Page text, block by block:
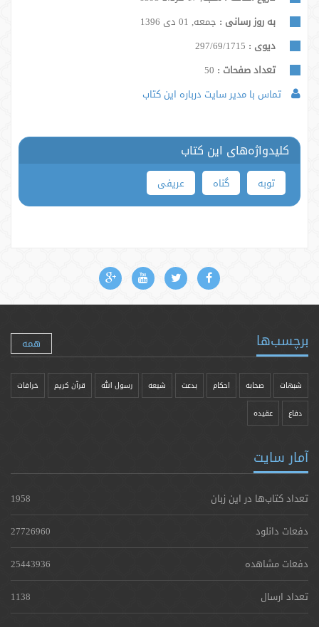
به روز رسانی : جمعه, 01 دی 1396
دیوی : 297/69/1715
تعداد صفحات :
تماس با مدیر سایت درباره این کتاب
کلیدواژه‌های این کتاب
توبه گناه عریفی
برچسب‌ها همه
شبهات صحابه احکام بدعت شیعه رسول الله قرآن کریم خرافات
دفاع عقیده
آمار سایت
تعداد کتاب‌ها در این زبان
1958
دفعات دانلود
27726960
دفعات مشاهده
25443936
تعداد ارسال
1138